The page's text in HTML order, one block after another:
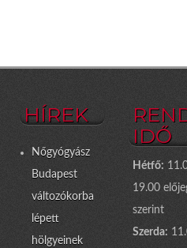
HÍREK
Nőgyógyász
Budapest
változókorba
lépett
hölgyeinek
IDŐ
Hétfő:
19.00
szerint
Szerda: